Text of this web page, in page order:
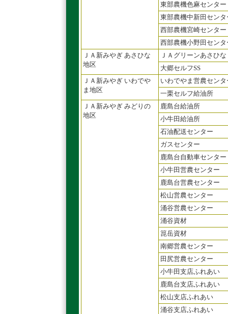
東部農機色麻センター
東部農機中新田センタ
西部農機宮崎センター
西部農機小野田センタ
ＪＡ新みやぎ あさひな
地区
ＪＡグリーンあさひな
大郷セルフSS
ＪＡ新みやぎ いわでや
ま地区
いわでやま営農センタ
一栗セルフ給油所
ＪＡ新みやぎ みどりの
地区
鹿島台給油所
小牛田給油所
石油配送センター
ガスセンター
鹿島台自動車センター
小牛田営農センター
鹿島台営農センター
松山営農センター
涌谷営農センター
涌谷資材
箟岳資材
南郷営農センター
田尻営農センター
小牛田支店ふれあい
鹿島台支店ふれあい
松山支店ふれあい
涌谷支店ふれあい